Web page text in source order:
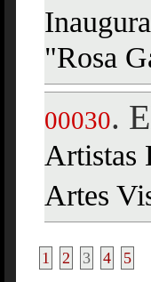
"Rosa
00030.
Artistas
Artes
1 2 3 4 5